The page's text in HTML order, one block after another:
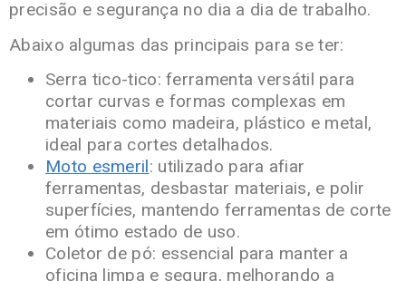
precisão e segurança no dia a dia de trabalho.
Abaixo algumas das principais para se ter:
Serra tico-tico: ferramenta versátil para
cortar curvas e formas complexas em
materiais como madeira, plástico e metal,
ideal para cortes detalhados.
Moto esmeril: utilizado para afiar
ferramentas, desbastar materiais, e polir
superfícies, mantendo ferramentas de corte
em ótimo estado de uso.
Coletor de pó: essencial para manter a
oficina limpa e segura, melhorando a